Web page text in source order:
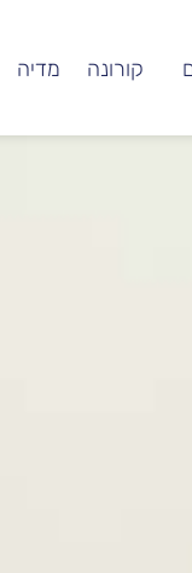
מדיה קורונה